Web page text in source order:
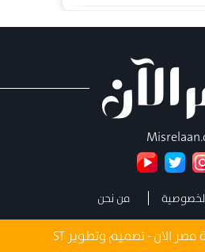
من نحن
الان - تصميم وتطوير ST